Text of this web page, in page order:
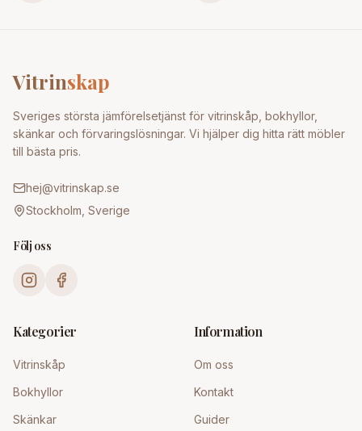
Vitrinskap
Sveriges största jämförelsetjänst för vitrinskåp, bokhyllor,
skänkar och förvaringslösningar. Vi hjälper dig hitta rätt möbler
till bästa pris.
hej@vitrinskap.se
Stockholm, Sverige
Följ oss
Kategorier
Vitrinskåp
Bokhyllor
Skänkar
Information
Om oss
Kontakt
Guider